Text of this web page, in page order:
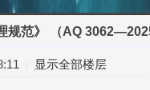
规范》 （AQ
显示全部楼层